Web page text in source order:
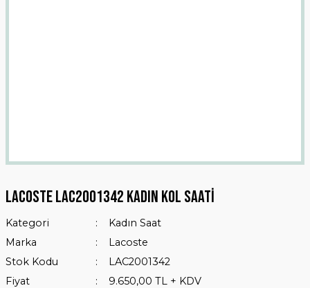
Lacoste LAC2001342 Kadın Kol Saati
Kategori
Kadın Saat
Marka
Lacoste
Stok Kodu
LAC2001342
Fiyat
9.650,00 TL + KDV